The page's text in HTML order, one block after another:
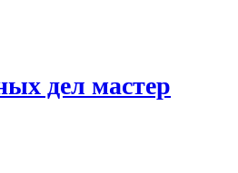
дел мастер